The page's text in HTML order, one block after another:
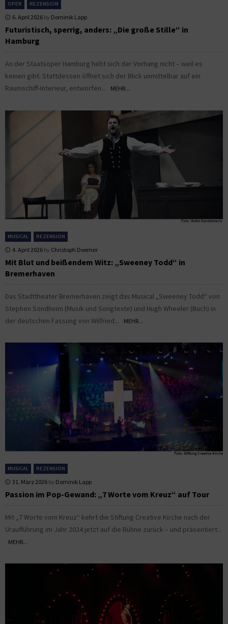
OPER REZENSION
6. April 2026 by Dominik Lapp
Futuristisch, sperrig, anders: „Die große Stille“ in
Hamburg
An der Staatsoper Hamburg hebt sich der Vorhang nicht – weil es
keinen gibt. Stattdessen öffnet sich der Blick unmittelbar auf ein
Raumschiff-Interieur, entworfen...
MEHR...
MUSICAL REZENSION
4. April 2026 by Christoph Doerner
Mit Blut und beißendem Witz: „Sweeney Todd“ in
Bremerhaven
Das Stadttheater Bremerhaven zeigt das Musical „Sweeney Todd“ von
Stephen Sondheim (Musik und Songtexte) und Hugh Wheeler (Buch) in
der deutschen Fassung von Wilfried...
MEHR...
MUSICAL REZENSION
31. März 2026 by Dominik Lapp
Passion im Pop-Gewand: „7 Worte vom Kreuz“ auf Tour
Mit „7 Worte vom Kreuz“ kehrt die Stiftung Creative Kirche nach der
Uraufführung im Jahr 2024 jetzt auf die Bühne zurück – und präsentiert...
MEHR...